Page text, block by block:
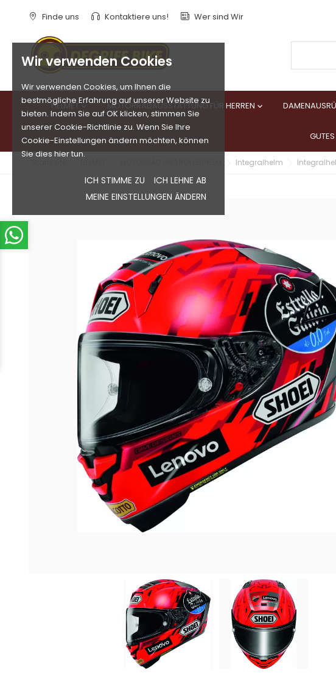
Wir verwenden Cookies
Wir verwenden Cookies, um Ihnen die
bestmögliche Erfahrung auf unserer Website zu
bieten. Indem Sie auf OK klicken, stimmen Sie
unserer Cookie-Richtlinie zu. Wenn Sie Ihre
Cookie-Einstellungen ändern möchten, können
Sie dies hier tun.
ICH STIMME ZU
ICH LEHNE AB
MEINE EINSTELLUNGEN ÄNDERN
Finde uns Kontaktiere uns! Wer sind Wir
HELMET MOTORRADAUSSTATTUNG FÜR HERREN 
Integralhelm